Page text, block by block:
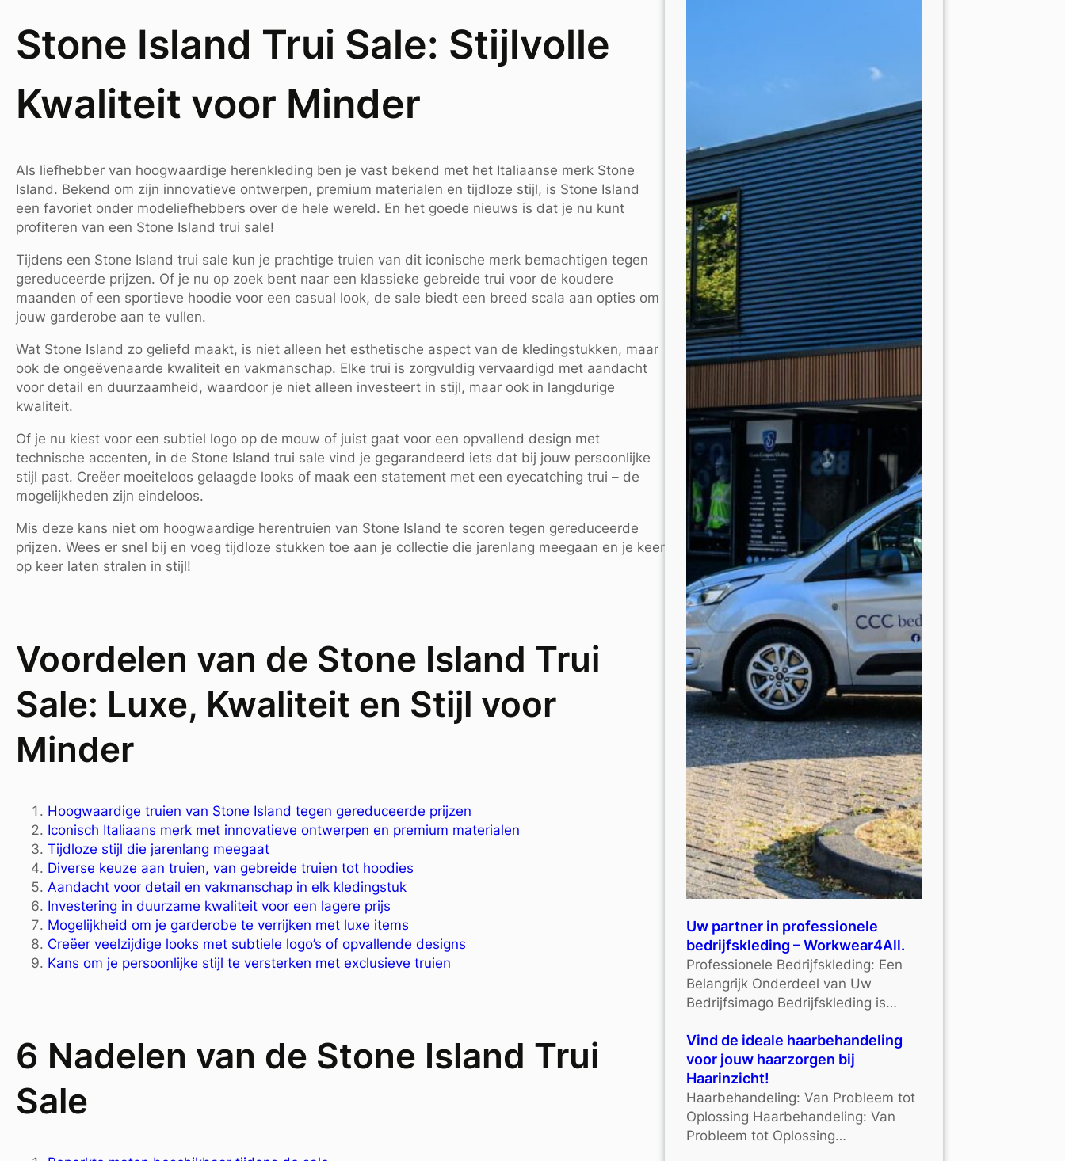
Stone Island Trui Sale: Stijlvolle
Kwaliteit voor Minder
Als liefhebber van hoogwaardige herenkleding ben je vast bekend met het Italiaanse merk Stone
Island. Bekend om zijn innovatieve ontwerpen, premium materialen en tijdloze stijl, is Stone Island
een favoriet onder modeliefhebbers over de hele wereld. En het goede nieuws is dat je nu kunt
profiteren van een Stone Island trui sale!
Tijdens een Stone Island trui sale kun je prachtige truien van dit iconische merk bemachtigen tegen
gereduceerde prijzen. Of je nu op zoek bent naar een klassieke gebreide trui voor de koudere
maanden of een sportieve hoodie voor een casual look, de sale biedt een breed scala aan opties om
jouw garderobe aan te vullen.
Wat Stone Island zo geliefd maakt, is niet alleen het esthetische aspect van de kledingstukken, maar
ook de ongeëvenaarde kwaliteit en vakmanschap. Elke trui is zorgvuldig vervaardigd met aandacht
voor detail en duurzaamheid, waardoor je niet alleen investeert in stijl, maar ook in langdurige
kwaliteit.
Of je nu kiest voor een subtiel logo op de mouw of juist gaat voor een opvallend design met
technische accenten, in de Stone Island trui sale vind je gegarandeerd iets dat bij jouw persoonlijke
stijl past. Creëer moeiteloos gelaagde looks of maak een statement met een eyecatching trui – de
mogelijkheden zijn eindeloos.
Mis deze kans niet om hoogwaardige herentruien van Stone Island te scoren tegen gereduceerde
prijzen. Wees er snel bij en voeg tijdloze stukken toe aan je collectie die jarenlang meegaan en je keer
op keer laten stralen in stijl!
Voordelen van de Stone Island Trui
Sale: Luxe, Kwaliteit en Stijl voor
Minder
Hoogwaardige truien van Stone Island tegen gereduceerde prijzen
Iconisch Italiaans merk met innovatieve ontwerpen en premium materialen
Tijdloze stijl die jarenlang meegaat
Diverse keuze aan truien, van gebreide truien tot hoodies
Aandacht voor detail en vakmanschap in elk kledingstuk
Investering in duurzame kwaliteit voor een lagere prijs
Mogelijkheid om je garderobe te verrijken met luxe items
Creëer veelzijdige looks met subtiele logo’s of opvallende designs
Kans om je persoonlijke stijl te versterken met exclusieve truien
6 Nadelen van de Stone Island Trui
Sale
Uw partner in professionele
bedrijfskleding – Workwear4All.
Professionele Bedrijfskleding: Een
Belangrijk Onderdeel van Uw
Bedrijfsimago Bedrijfskleding is…
Vind de ideale haarbehandeling
voor jouw haarzorgen bij
Haarinzicht!
Haarbehandeling: Van Probleem tot
Oplossing Haarbehandeling: Van
Probleem tot Oplossing…